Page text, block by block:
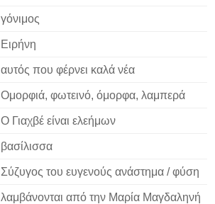
γόνιμος
Ειρήνη
αυτός που φέρνει καλά νέα
Ομορφιά, φωτεινό, όμορφα, λαμπερά
Ο Γιαχβέ είναι ελεήμων
βασίλισσα
Σύζυγος του ευγενούς ανάστημα / φύση
λαμβάνονται από την Μαρία Μαγδαληνή